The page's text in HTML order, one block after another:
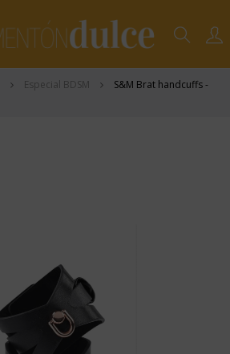
Especial BDSM
S&M Brat handcuffs -